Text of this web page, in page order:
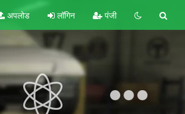
अपलोड लॉगिन पंजी